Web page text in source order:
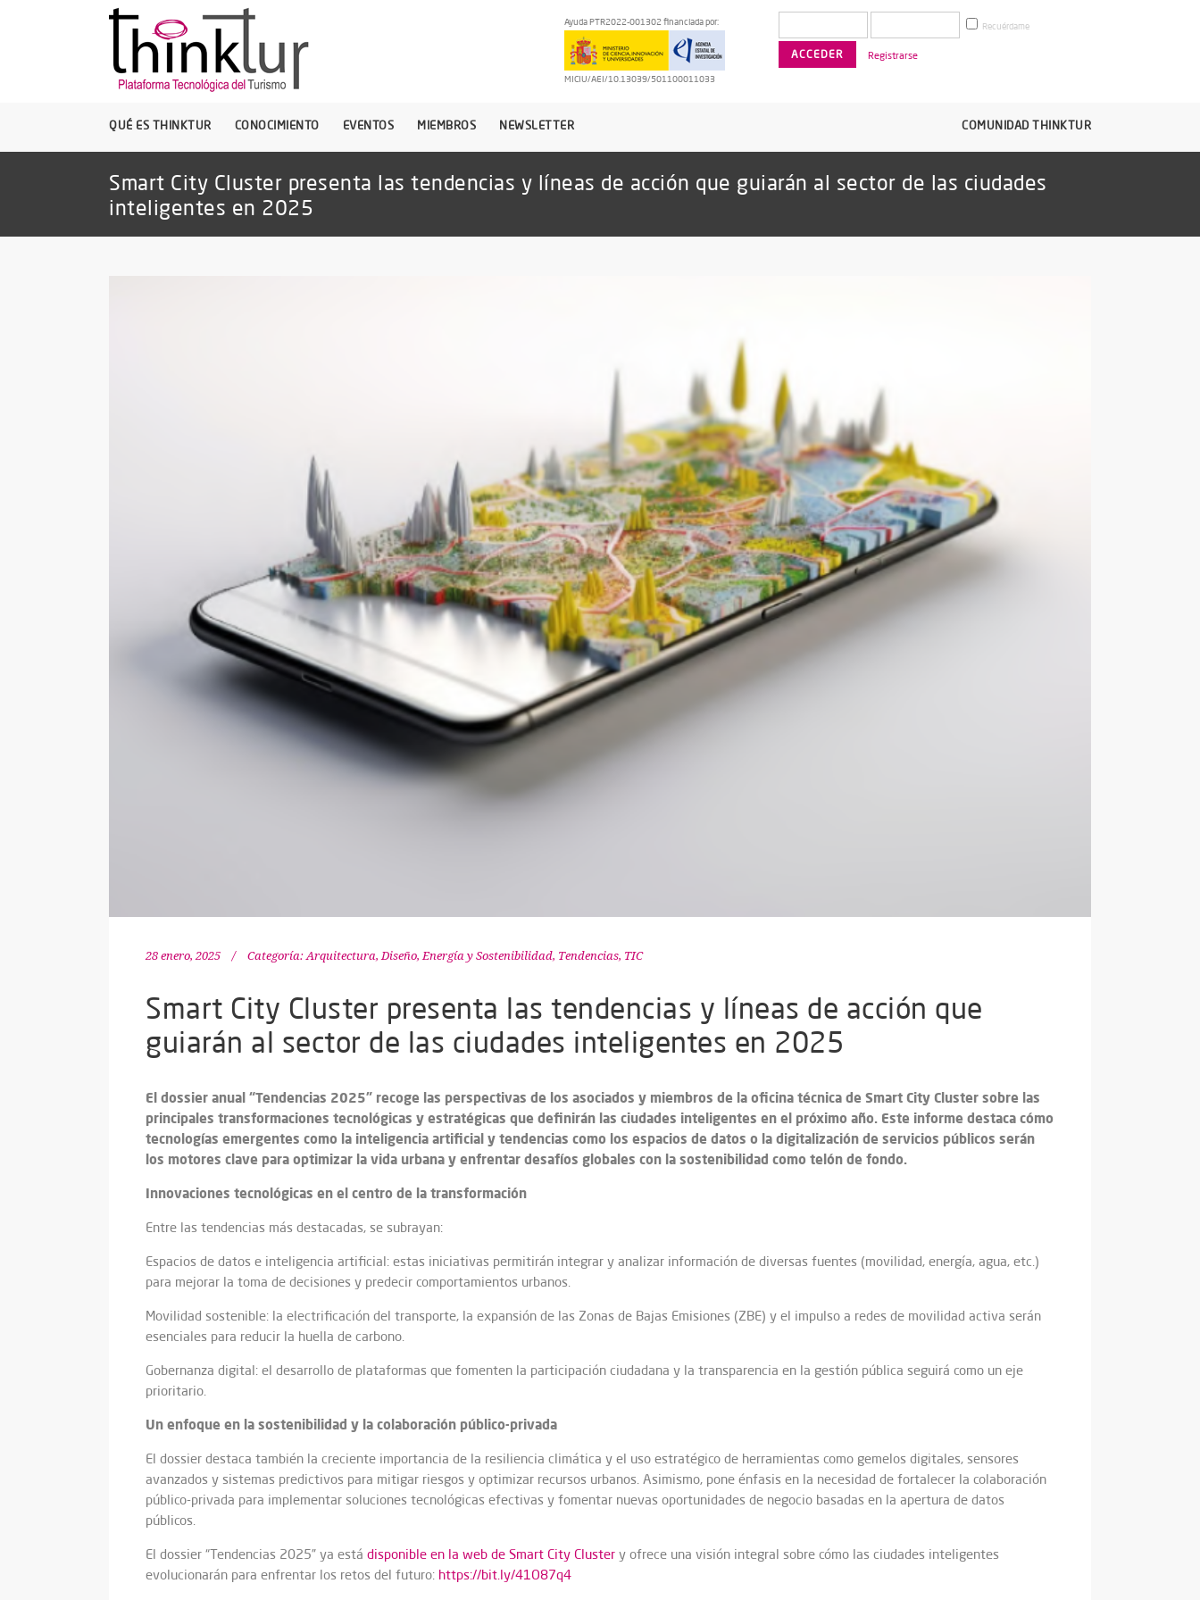
Ayuda PTR2022-001302 financiada por:
MICIU/AEI/10.13039/501100011033
Recuérdame
Registrarse
QUÉ ES THINKTUR CONOCIMIENTO EVENTOS MIEMBROS NEWSLETTER COMUNIDAD THINKTUR
Smart City Cluster presenta las tendencias y líneas de acción que guiarán al sector de las ciudades
inteligentes en 2025
28 enero, 2025 Categoría: Arquitectura, Diseño,Energía y Sostenibilidad, Tendencias, TIC
Smart City Cluster presenta las tendencias y líneas de acción que
guiarán al sector de las ciudades inteligentes en 2025
El dossier anual “Tendencias 2025” recoge las perspectivas de los asociados y miembros de la oficina técnica de Smart City Cluster sobre las
principales transformaciones tecnológicas y estratégicas que definirán las ciudades inteligentes en el próximo año. Este informe destaca cómo
tecnologías emergentes como la inteligencia artificial y tendencias como los espacios de datos o la digitalización de servicios públicos serán
los motores clave para optimizar la vida urbana y enfrentar desafíos globales con la sostenibilidad como telón de fondo.
Innovaciones tecnológicas en el centro de la transformación
Entre las tendencias más destacadas, se subrayan:
Espacios de datos e inteligencia artificial: estas iniciativas permitirán integrar y analizar información de diversas fuentes (movilidad, energía, agua, etc.)
para mejorar la toma de decisiones y predecir comportamientos urbanos.
Movilidad sostenible: la electrificación del transporte, la expansión de las Zonas de Bajas Emisiones (ZBE) y el impulso a redes de movilidad activa serán
esenciales para reducir la huella de carbono.
Gobernanza digital: el desarrollo de plataformas que fomenten la participación ciudadana y la transparencia en la gestión pública seguirá como un eje
prioritario.
Un enfoque en la sostenibilidad y la colaboración público-privada
El dossier destaca también la creciente importancia de la resiliencia climática y el uso estratégico de herramientas como gemelos digitales, sensores
avanzados y sistemas predictivos para mitigar riesgos y optimizar recursos urbanos. Asimismo, pone énfasis en la necesidad de fortalecer la colaboración
público-privada para implementar soluciones tecnológicas efectivas y fomentar nuevas oportunidades de negocio basadas en la apertura de datos
públicos.
El dossier “Tendencias 2025” ya está disponible en la web de Smart City Cluster y ofrece una visión integral sobre cómo las ciudades inteligentes
evolucionarán para enfrentar los retos del futuro: https://bit.ly/41O87q4